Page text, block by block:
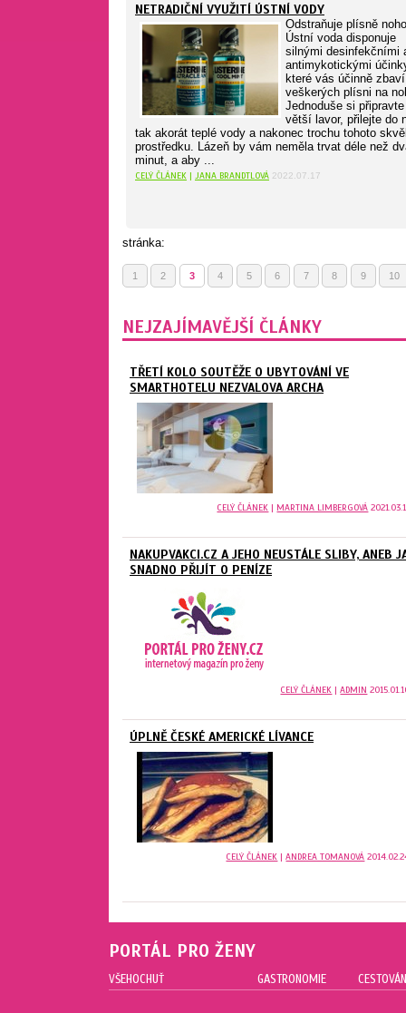
NETRADIČNÍ VYUŽITÍ ÚSTNÍ VODY
Odstraňuje plísně
Ústní voda disponuje
silnými desinfekčními
antimykotickými
které vás účinně zbaví
veškerých plísni na
Jednoduše si připravte
větší lavor, přilejte do
tak akorát teplé vody a nakonec trochu tohoto
prostředku. Lázeň by vám neměla trvat déle než
minut, a aby ...
CELÝ ČLÁNEK | JANA BRANDTLOVÁ 2022.07.17
stránka:
1 2 3 4 5 6 7 8 9 10
NEJZAJÍMAVĚJŠÍ ČLÁNKY
TŘETÍ KOLO SOUTĚŽE O UBYTOVÁNÍ VE
SMARTHOTELU NEZVALOVA ARCHA
CELÝ ČLÁNEK | MARTINA LIMBERGOVÁ
NAKUPVAKCI.CZ A JEHO NEUSTÁLE SLIBY, ANEB
SNADNO PŘIJÍT O PENÍZE
CELÝ ČLÁNEK |ADMIN
ÚPLNĚ ČESKÉ AMERICKÉ LÍVANCE
CELÝ ČLÁNEK |ANDREA TOMANOVÁ
PORTÁL PRO ŽENY
VŠEHOCHUŤ GASTRONOMIE